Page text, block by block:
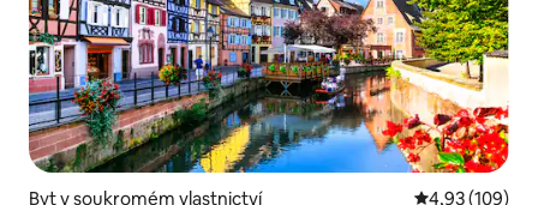
Byt v soukromém vlastnictví Průměrné
4,93 (109)